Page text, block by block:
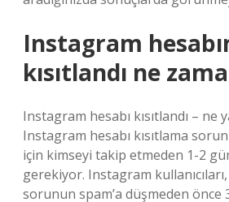
Instagram
kısıtlandı ne
Instagram hesabı kısıtlandı – ne
Instagram hesabı kısıtlama
için kimseyi takip etmeden 1-2
gerekiyor. Instagram
sorunun spam’a düşmeden önce